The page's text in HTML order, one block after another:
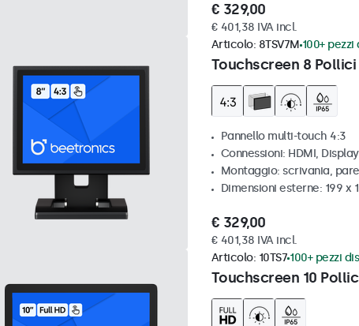
€ 329,00
€ 401,38 IVA incl.
Touchscreen 8
Articolo: 8TSV7M 100+
Pannello multi-touch 4:3
Connessioni: HDMI,
Montaggio: scrivania,
Dimensioni esterne: 199 x
€ 329,00
€ 401,38 IVA incl.
Touchscreen 10
Articolo: 10TS7 100+ pezzi